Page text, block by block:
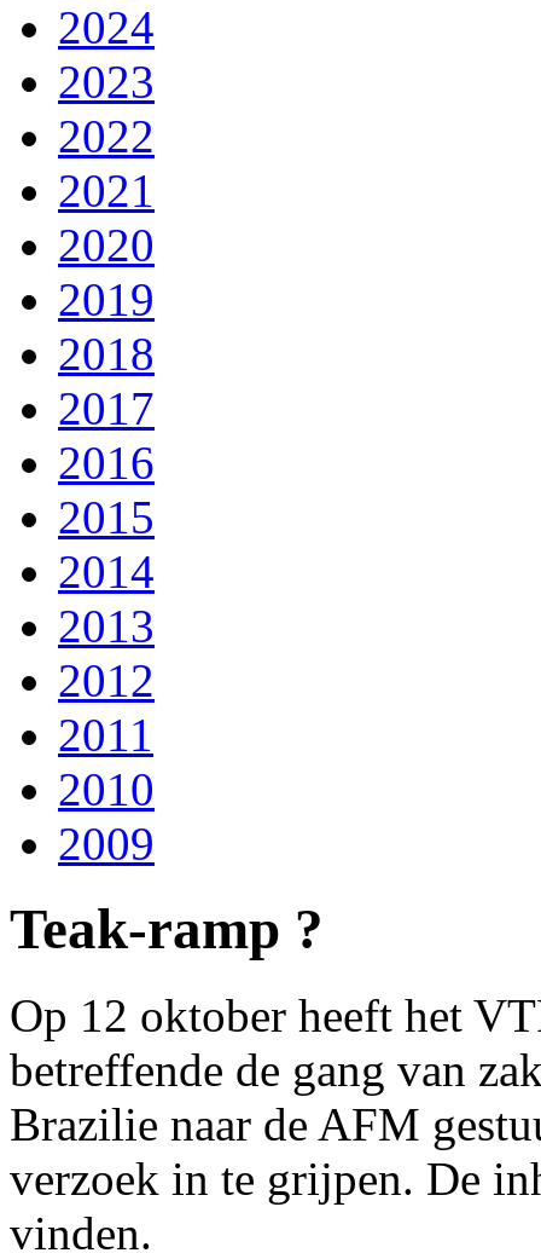
2024
2023
2022
2021
2020
2019
2018
2017
2016
2015
2014
2013
2012
2011
2010
2009
Teak-ramp ?
Op 12 oktober heeft het
betreffende de gang van
Brazilie naar de AFM
verzoek in te grijpen. De
vinden.